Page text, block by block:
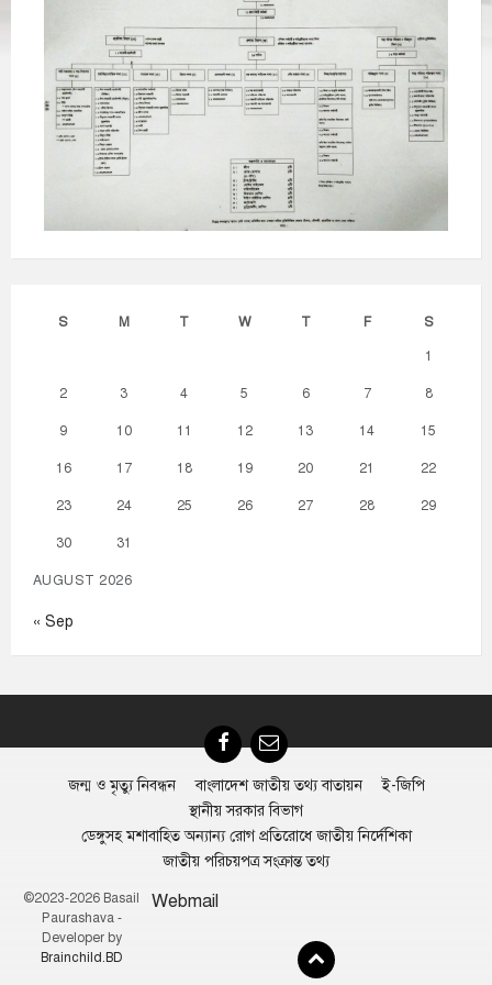
AUGUST 2026
S M T W T F S
1
2 3 4 5 6 7 8
9 10 11 12 13 14 15
16 17 18 19 20 21 22
23 24 25 26 27 28 29
30 31
« Sep
FacebookEmail
জন্ম ও মৃত্যু নিবন্ধন বাংলাদেশ জাতীয় তথ্য বাতায়ন
ই-জিপি
স্থানীয় সরকার বিভাগ
ডেঙ্গুসহ মশাবাহিত অন্যান্য রোগ প্রতিরোধে জাতীয় নির্দেশিকা
জাতীয় পরিচয়পত্র সংক্রান্ত তথ্য
©2023-2026 Basail
Paurashava -
Developer by
Brainchild.BD
Webmail